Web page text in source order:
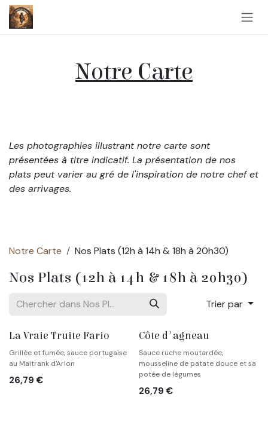
Se rendre au contenu
Notre Carte
Les photographies illustrant notre carte sont
présentées à titre indicatif. La présentation de nos
plats peut varier au gré de l'inspiration de notre chef et
des arrivages.
Notre Carte Nos Plats (12h à 14h & 18h à 20h30)
Nos Plats (12h à 14h & 18h à 20h30)
Trier par
👨‍🍳 Coup de cœur
La Vraie Truite Fario
Grillée et fumée, sauce portugaise
au Maitrank d'Arlon
26,79 €
Côte d'agneau
Sauce ruche moutardée,
mousseline de patate douce et sa
potée de légumes
26,79 €